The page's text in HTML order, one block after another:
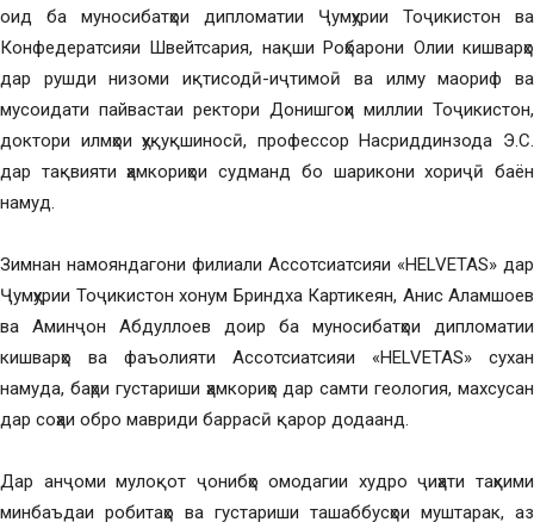
оид ба муносибатҳои дипломатии Ҷумҳурии Тоҷикистон ва
Конфедератсияи Швейтсария, нақши Роҳбарони Олии кишварҳо
дар рушди низоми иқтисодӣ-иҷтимоӣ ва илму маориф ва
мусоидати пайвастаи ректори Донишгоҳи миллии Тоҷикистон,
доктори илмҳои ҳуқуқшиносӣ, профессор Насриддинзода Э.С.
дар тақвияти ҳамкориҳои судманд бо шарикони хориҷӣ баён
намуд.
Зимнан намояндагони филиали Ассотсиатсияи «HELVETAS» дар
Ҷумҳурии Тоҷикистон хонум Бриндха Картикеян, Анис Аламшоев
ва Аминҷон Абдуллоев доир ба муносибатҳои дипломатии
кишварҳо ва фаъолияти Ассотсиатсияи «HELVETAS» сухан
намуда, баҳри густариши ҳамкориҳо дар самти геология, махсусан
дар соҳаи обро мавриди баррасӣ қарор додаанд.
Дар анҷоми мулоқот ҷонибҳо омодагии худро ҷиҳати таҳкими
минбаъдаи робитаҳо ва густариши ташаббусҳои муштарак, аз